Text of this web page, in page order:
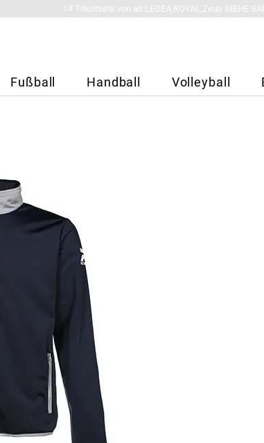
14 Trikotsets von alt.LEGEA,ROYAL,Zeus SIEHE
Fußball Handball Volleyball